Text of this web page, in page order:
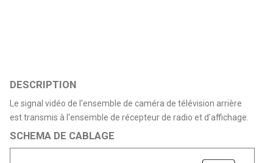
DESCRIPTION
Le signal vidéo de l'ensemble de caméra de télévision arrière
est transmis à l'ensemble de récepteur de radio et d'affichage.
SCHEMA DE CABLAGE